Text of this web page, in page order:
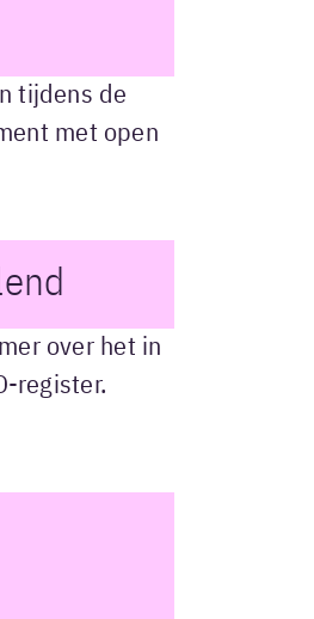
tijdens de
met open
over het in
register.